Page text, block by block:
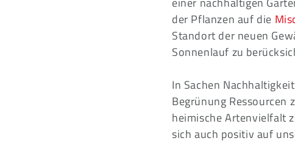
der Pflanzen auf die
Standort der neuen
Sonnenlauf zu
In Sachen
Begrünung Ressourcen
heimische Artenvielfalt
sich auch positiv auf